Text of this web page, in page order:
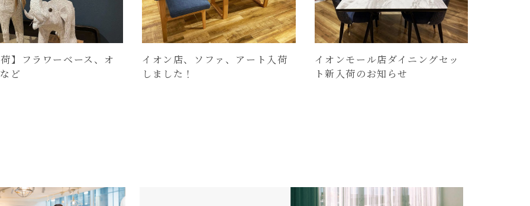
】フラワーベース、オ
ど
イオン店、ソファ、アート入荷
しました！
イオンモール店ダイニングセッ
ト新入荷のお知らせ